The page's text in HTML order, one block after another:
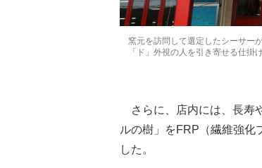
窯元を訪問して選定したシーサー
「ド」外視の人を引き寄せる仕掛
さらに、店内には、長寿
ルの樹」をFRP（繊維強化
した。